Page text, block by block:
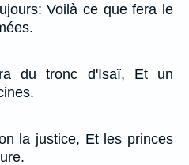
Voilà ce que fera le
du tronc d'Isaï, Et un
la justice, Et les princes